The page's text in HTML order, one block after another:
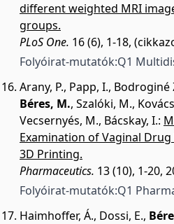
different weighted MRI
groups.
PLoS One. 16 (6), 1-18,
Folyóirat-mutatók:Q1
Arany, P., Papp, I., Bodroginé
Béres, M., Szalóki, M.,
Vecsernyés, M., Bácskay, I.:
Examination of Vaginal Drug
3D Printing.
Pharmaceutics. 13 (10), 1-20,
Folyóirat-mutatók:Q1
Haimhoffer, Á., Dossi, E.,